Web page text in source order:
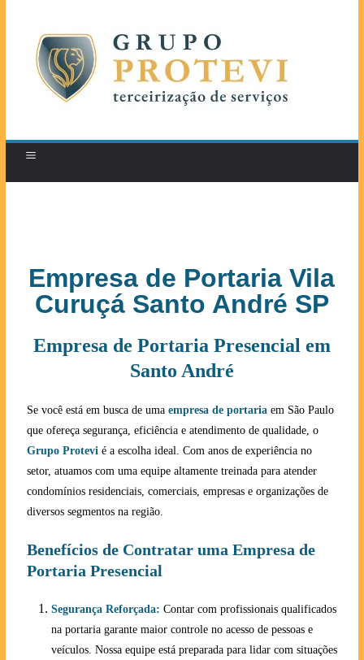
Empresa de Portaria Vila
Curuçá Santo André SP
Empresa de Portaria Presencial em
Santo André
Se você está em busca de uma empresa de portariaem São Paulo
que ofereça segurança, eficiência e atendimento de qualidade, o
Grupo Protevié a escolha ideal. Com anos de experiência no
setor, atuamos com uma equipe altamente treinada para atender
condomínios residenciais, comerciais, empresas e organizações de
diversos segmentos na região.
Benefícios de Contratar uma Empresa de
Portaria Presencial
Segurança Reforçada: Contar com profissionais qualificados
na portaria garante maior controle no acesso de pessoas e
veículos. Nossa equipe está preparada para lidar com situações